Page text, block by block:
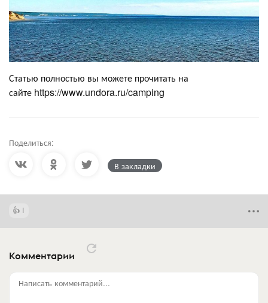
Статью полностью вы можете прочитать на
сайте https://www.undora.ru/camping
Поделиться:
В закладки
1
Комментарии
Написать комментарий...